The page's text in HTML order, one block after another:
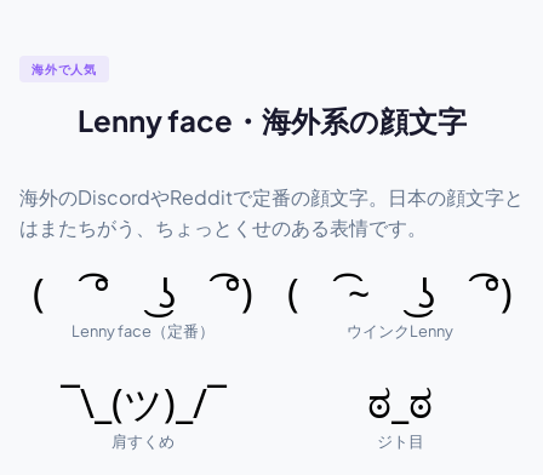
海外で人気
Lenny face・海外系の顔文字
海外のDiscordやRedditで定番の顔文字。日本の顔文字と
はまたちがう、ちょっとくせのある表情です。
( ͡° ͜ʖ ͡°)
Lenny face（定番）
( ͡~ ͜ʖ ͡°)
ウインクLenny
¯\_(ツ)_/¯
肩すくめ
ಠ_ಠ
ジト目